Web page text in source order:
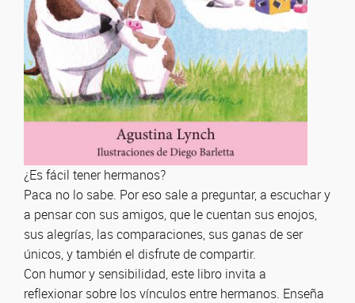
¿Es fácil tener hermanos?
Paca no lo sabe. Por eso sale a preguntar, a escuchar y
a pensar con sus amigos, que le cuentan sus enojos,
sus alegrías, las comparaciones, sus ganas de ser
únicos, y también el disfrute de compartir.
Con humor y sensibilidad, este libro invita a
reflexionar sobre los vínculos entre hermanos. Enseña